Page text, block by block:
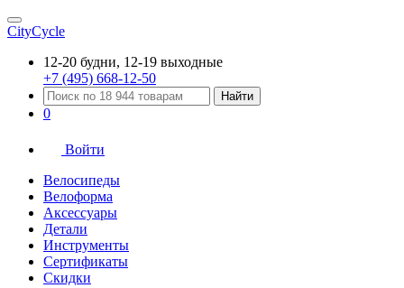
CityCycle
12-20 будни, 12-19 выходные
+7 (495) 668-12-50
Найти
0
Войти
Велосипеды
Велоформа
Аксессуары
Детали
Инструменты
Сертификаты
Скидки